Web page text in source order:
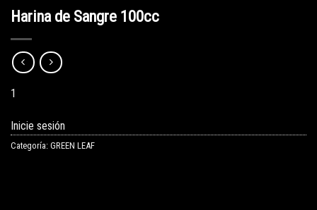
Harina de Sangre 100cc
1
Inicie sesión
Categoría: GREEN LEAF